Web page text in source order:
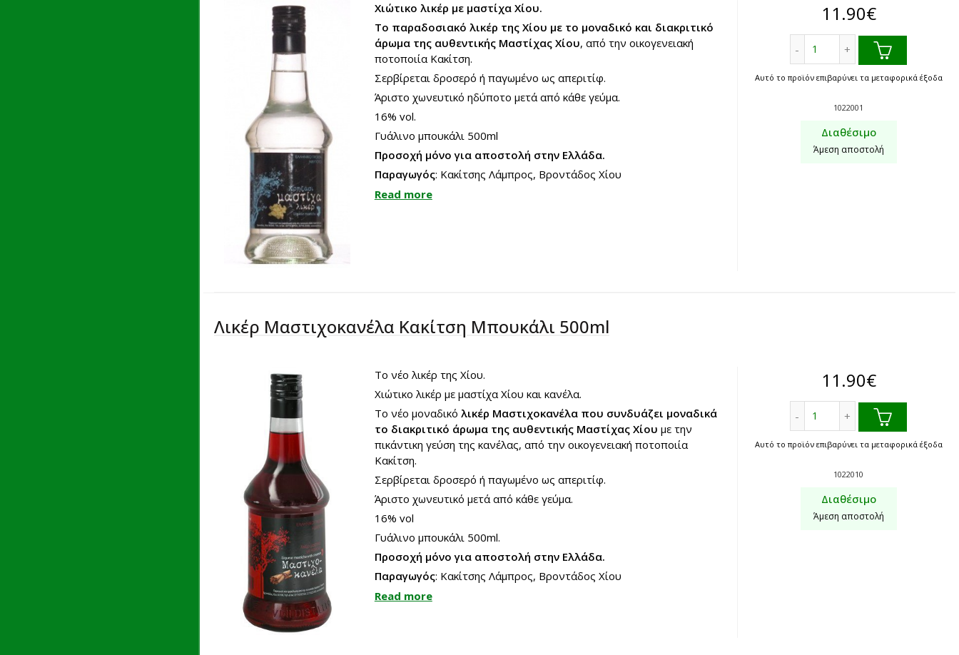
Χιώτικο λικέρ με μαστίχα Χίου.
Το παραδοσιακό λικέρ της Χίου με το μοναδικό και διακριτικό
άρωμα της αυθεντικής Μαστίχας Χίου, από την οικογενειακή
ποτοποιία Κακίτση.
Σερβίρεται δροσερό ή παγωμένο ως απεριτίφ.
Άριστο χωνευτικό ηδύποτο μετά από κάθε γεύμα.
16% vol.
Γυάλινο μπουκάλι 500ml
Προσοχή μόνο για αποστολή στην Ελλάδα.
Παραγωγός: Κακίτσης Λάμπρος, Βροντάδος Χίου
Read more
11.90€
Χιώτικο λικέρ με μαστίχα
Αυτό το προϊόν επιβαρύνει τα μεταφορικά έξοδα
1022001
Διαθέσιμο
Άμεση αποστολή
Λικέρ Μαστιχοκανέλα Κακίτση Μπουκάλι 500ml
Το νέο λικέρ της Χίου.
Χιώτικο λικέρ με μαστίχα Χίου και κανέλα.
Το νέο μοναδικό λικέρ Μαστιχοκανέλα που συνδυάζει μοναδικά
το διακριτικό άρωμα της αυθεντικής Μαστίχας Χίου με την
πικάντικη γεύση της κανέλας, από την οικογενειακή ποτοποιία
Κακίτση.
Σερβίρεται δροσερό ή παγωμένο ως απεριτίφ.
Άριστο χωνευτικό μετά από κάθε γεύμα.
16% vol
Γυάλινο μπουκάλι 500ml.
Προσοχή μόνο για αποστολή στην Ελλάδα.
Παραγωγός: Κακίτσης Λάμπρος, Βροντάδος Χίου
Read more
11.90€
Λικέρ Μαστιχοκανέλα
Αυτό το προϊόν επιβαρύνει τα μεταφορικά έξοδα
1022010
Διαθέσιμο
Άμεση αποστολή